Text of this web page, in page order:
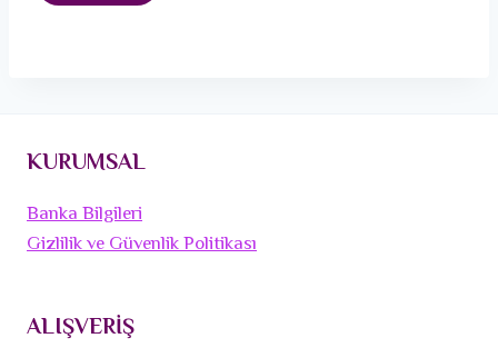
KURUMSAL
Banka Bilgileri
Gizlilik ve Güvenlik Politikası
ALIŞVERİŞ